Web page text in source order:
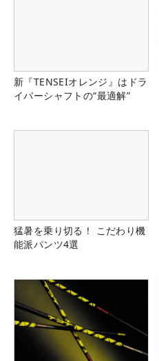
新『TENSEIオレンジ』はドラ
イバーシャフトの“最適解”
猛暑を乗り切る！ こだわり機
能派パンツ4選